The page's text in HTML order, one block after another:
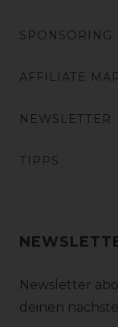
SPONSORING
AFFILIATE
NEWSLETTER
TIPPS
Newsletter
deinen